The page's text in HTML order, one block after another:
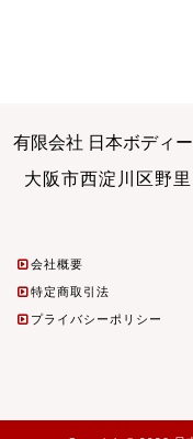
有限会社 日本ボディ
大阪市西淀川区野
会社概要
特定商取引法
プライバシーポリシー